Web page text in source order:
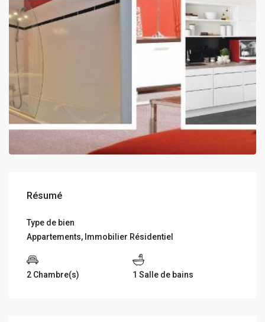
Résumé
Type de bien
Appartements, Immobilier Résidentiel
2 Chambre(s) 1 Salle de bains